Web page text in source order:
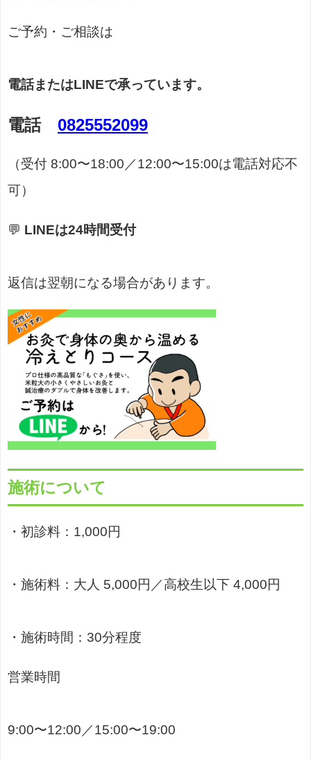
ご予約・ご相談は
電話またはLINEで承っています。
電話 0825552099
（受付 8:00〜18:00／12:00〜15:00は電話対応不
可）
💬 LINEは24時間受付
返信は翌朝になる場合があります。
施術について
・初診料：1,000円
・施術料：大人 5,000円／高校生以下 4,000円
・施術時間：30分程度
営業時間
9:00〜12:00／15:00〜19:00